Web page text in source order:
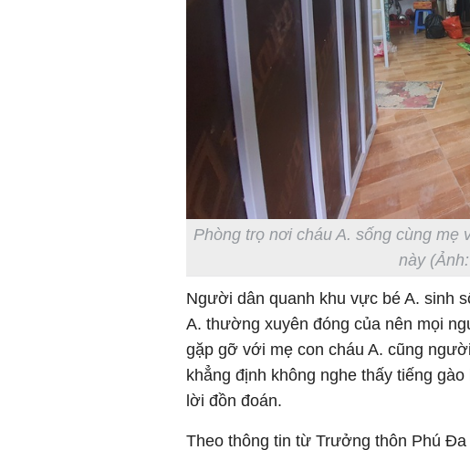
Phòng trọ nơi cháu A. sống cùng
này
Người dân quanh khu vực bé A. sinh
A. thường xuyên đóng của nên mọi
gặp gỡ với mẹ con cháu A. cũng
khẳng định không nghe thấy tiếng
lời đồn đoán.
Theo thông tin từ Trưởng thôn Phú